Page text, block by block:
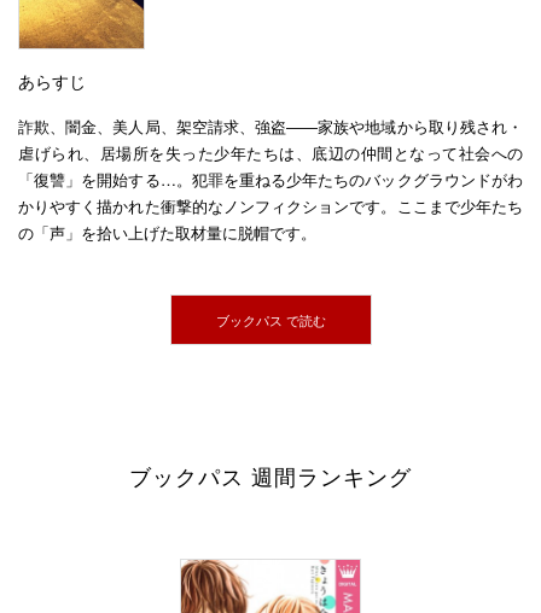
あらすじ
詐欺、闇金、美人局、架空請求、強盗――家族や地域から取り残され・
虐げられ、居場所を失った少年たちは、底辺の仲間となって社会への
「復讐」を開始する…。犯罪を重ねる少年たちのバックグラウンドがわ
かりやすく描かれた衝撃的なノンフィクションです。ここまで少年たち
の「声」を拾い上げた取材量に脱帽です。
ブックパス で読む
ブックパス 週間ランキング